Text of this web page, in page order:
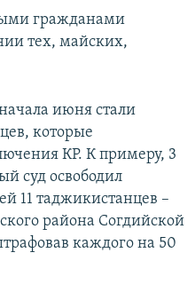
гражданами
тех, майских,
июня стали
которые
КР. К примеру, 3
суд освободил
11 таджикистанцев –
района Согдийской
каждого на 50